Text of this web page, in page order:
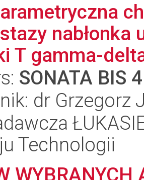
nabłonka
T gamma-
SONATA BIS 4
dr Grzegorz
Technologii
WYBRANYCH